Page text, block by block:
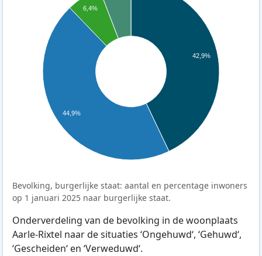
42,9%
6,4%
44,9%
Bevolking, burgerlijke staat: aantal en percentage inwoners
op 1 januari 2025 naar burgerlijke staat.
Onderverdeling van de bevolking in de woonplaats
Aarle-Rixtel naar de situaties ‘Ongehuwd‘, ‘Gehuwd‘,
‘Gescheiden‘ en ‘Verweduwd‘.